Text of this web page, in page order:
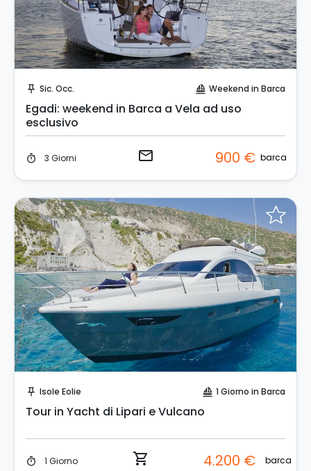
push_pin Sic. Occ. sailing Weekend in Barca
Egadi: weekend in Barca a Vela ad uso
esclusivo
timer 3 Giorni email 900 € barca
push_pin Isole Eolie sailing 1 Giorno in Barca
Tour in Yacht di Lipari e Vulcano
timer 1 Giorno shopping_cart 4.200 € barca